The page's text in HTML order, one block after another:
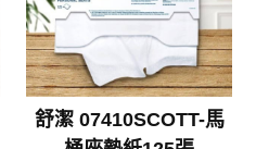
舒潔 07410SCOTT-馬